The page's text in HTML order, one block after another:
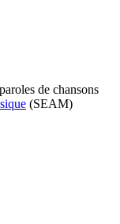
de chansons
(SEAM)